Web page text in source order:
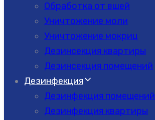
Обработка от вшей
Уничтожение моли
Уничтожение мокриц
Дезинсекция квартиры
Дезинсекция помещений
Дезинфекция
Дезинфекция помещений
Дезинфекция квартиры